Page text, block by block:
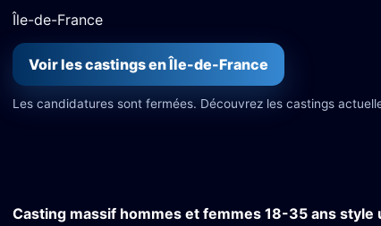
Île-de-France
Voir les castings en Île-de-France
Les candidatures sont fermées. Découvrez les castings
Casting massif hommes et femmes 18-35 ans